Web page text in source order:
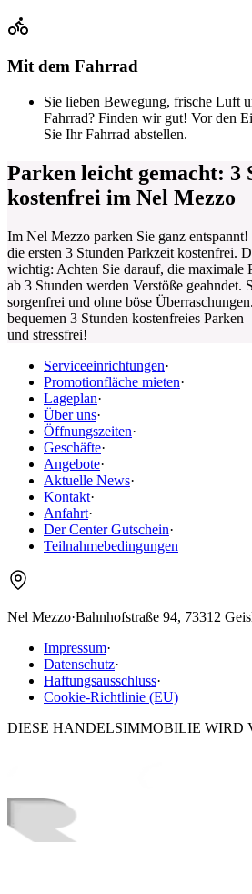
Mit dem Fahrrad
Sie lieben Bewegung, frische Luft
Fahrrad? Finden wir gut! Vor den
Sie Ihr Fahrrad abstellen.
Parken leicht gemacht: 3
kostenfrei im Nel Mezzo
Im Nel Mezzo parken Sie ganz
die ersten 3 Stunden Parkzeit kostenfrei.
wichtig: Achten Sie darauf, die maximale
ab 3 Stunden werden Verstöße geahndet.
sorgenfrei und ohne böse
bequemen 3 Stunden kostenfreies
und stressfrei!
Serviceeinrichtungen·
Promotionfläche mieten·
Lageplan·
Über uns·
Öffnungszeiten·
Geschäfte·
Angebote·
Aktuelle News·
Kontakt·
Anfahrt·
Der Center Gutschein·
Teilnahmebedingungen
Nel Mezzo·Bahnhofstraße 94, 73312
Impressum·
Datenschutz·
Haftungsausschluss·
Cookie-Richtlinie (EU)
DIESE HANDELSIMMOBILIE WIRD